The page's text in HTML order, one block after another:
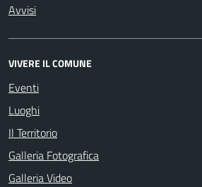
Avvisi
VIVERE IL COMUNE
Eventi
Luoghi
Il Territorio
Galleria Fotografica
Galleria Video